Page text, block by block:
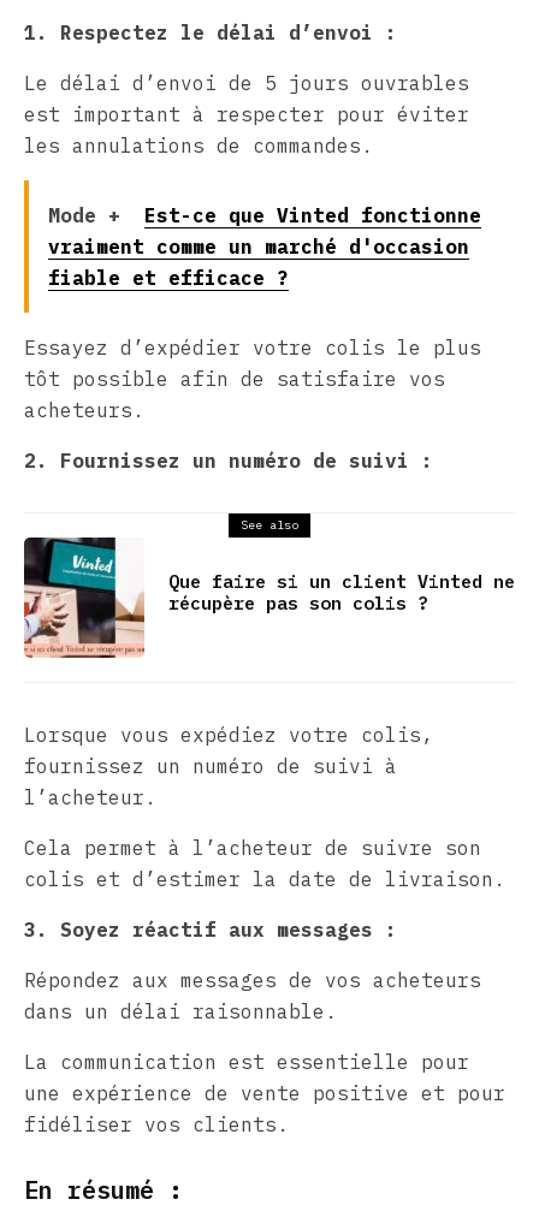
1. Respectez le délai d’envoi :
Le délai d’envoi de 5 jours ouvrables
est important à respecter pour éviter
les annulations de commandes.
Mode +
Est-ce que Vinted fonctionne
vraiment comme un marché d'occasion
fiable et efficace ?
Essayez d’expédier votre colis le plus
tôt possible afin de satisfaire vos
acheteurs.
2. Fournissez un numéro de suivi :
See also
Que faire si un client Vinted ne
récupère pas son colis ?
Lorsque vous expédiez votre colis,
fournissez un numéro de suivi à
l’acheteur.
Cela permet à l’acheteur de suivre son
colis et d’estimer la date de livraison.
3. Soyez réactif aux messages :
Répondez aux messages de vos acheteurs
dans un délai raisonnable.
La communication est essentielle pour
une expérience de vente positive et pour
fidéliser vos clients.
En résumé :